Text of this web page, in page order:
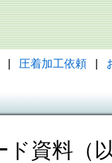
圧着加工依頼
ド資料（